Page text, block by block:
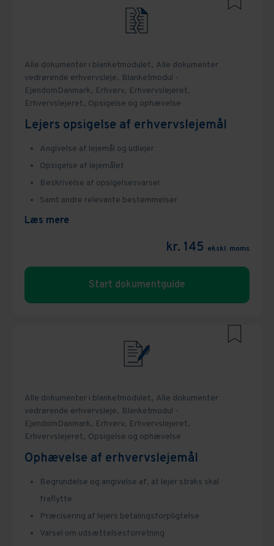
Alle dokumenter i blanketmodulet, Alle dokumenter
vedrørende erhvervsleje, Blanketmodul -
EjendomDanmark, Erhverv, Erhvervslejeret,
Erhvervslejeret, Opsigelse og ophævelse
Lejers opsigelse af erhvervslejemål
Angivelse af lejemål og udlejer
Opsigelse af lejemålet
Beskrivelse af opsigelsesvarsel
Samt andre relevante bestemmelser
Læs mere
kr. 145 ekskl. moms
Start dokumentguide
Alle dokumenter i blanketmodulet, Alle dokumenter
vedrørende erhvervsleje, Blanketmodul -
EjendomDanmark, Erhverv, Erhvervslejeret,
Erhvervslejeret, Opsigelse og ophævelse
Ophævelse af erhvervslejemål
Begrundelse og angivelse af, at lejer straks skal
fraflytte
Præcisering af lejers betalingsforpligtelse
Varsel om udsættelsesforretning